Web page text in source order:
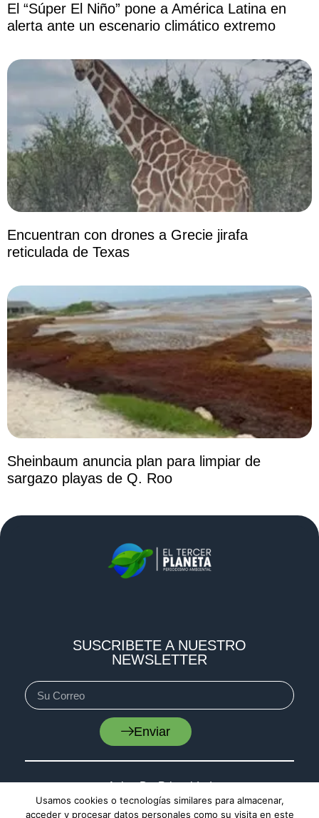
El “Súper El Niño” pone a América Latina en
alerta ante un escenario climático extremo
Encuentran con drones a Grecie jirafa
reticulada de Texas
Sheinbaum anuncia plan para limpiar de
sargazo playas de Q. Roo
SUSCRIBETE A NUESTRO
NEWSLETTER
Enviar
Aviso De Privacidad
Cookies
Usamos cookies o tecnologías similares para almacenar,
acceder y procesar datos personales como su visita en este